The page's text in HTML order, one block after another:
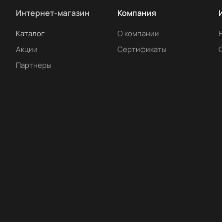
Интернет-магазин
Каталог
Акции
Партнеры
Компания
О компании
Сертификаты